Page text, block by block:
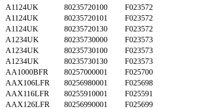
A1124UK
80235720100
F023572
A1124UK
80235720101
F023572
A1124UK
80235720130
F023572
A1234UK
80235730000
F023573
A1234UK
80235730100
F023573
A1234UK
80235730130
F023573
AA1000BFR
80257000001
F025700
AAX106LFR
80256980001
F025698
AAX116LFR
80255910001
F025591
AAX126LFR
80256990001
F025699